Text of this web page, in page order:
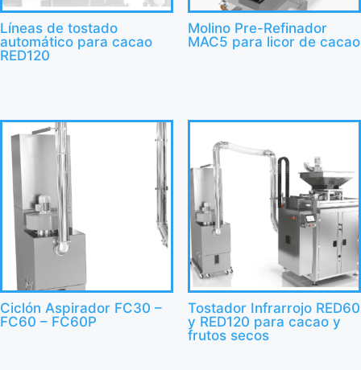
Líneas de tostado
automático para cacao
RED120
Molino Pre-Refinador
MAC5 para licor de cacao
Ciclón Aspirador FC30 –
FC60 – FC60P
Tostador Infrarrojo RED60
y RED120 para cacao y
frutos secos